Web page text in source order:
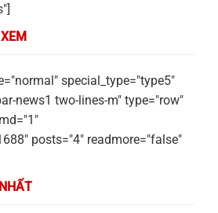
special_type="type5"
news1 two-lines-m" type="row"
posts="4" readmore="false"